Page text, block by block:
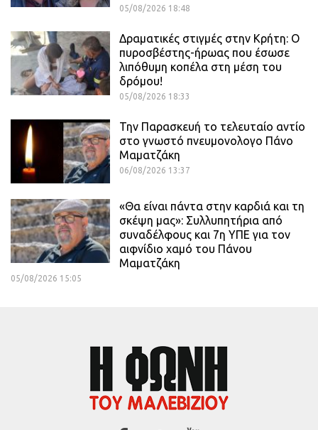
05/08/2026 18:48
Δραματικές στιγμές στην Κρήτη: Ο
πυροσβέστης-ήρωας που έσωσε
λιπόθυμη κοπέλα στη μέση του
δρόμου!
05/08/2026 18:33
Την Παρασκευή το τελευταίο αντίο
στο γνωστό πνευμονολογο Πάνο
Μαματζάκη
06/08/2026 13:37
«Θα είναι πάντα στην καρδιά και τη
σκέψη μας»: Συλλυπητήρια από
συναδέλφους και 7η ΥΠΕ για τον
αιφνίδιο χαμό του Πάνου
Μαματζάκη
05/08/2026 15:05